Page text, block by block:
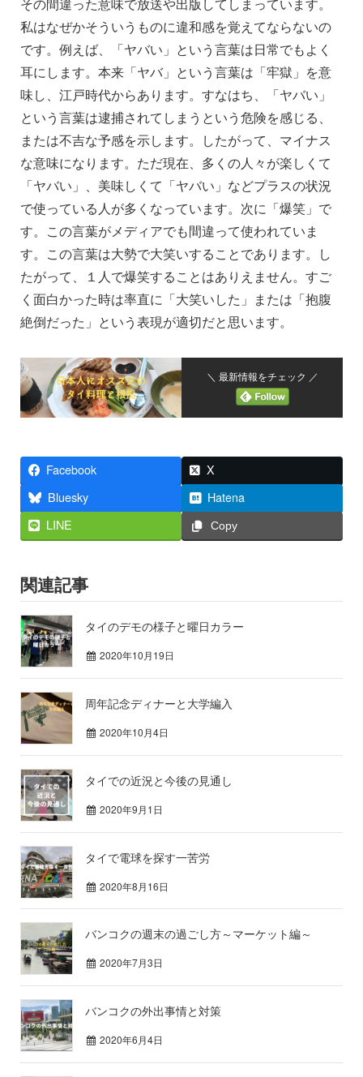
その間違った意味で放送や出版してしまっています。
私はなぜかそういうものに違和感を覚えてならないの
です。例えば、「ヤバい」という言葉は日常でもよく
耳にします。本来「ヤバ」という言葉は「牢獄」を意
味し、江戸時代からあります。すなはち、「ヤバい」
という言葉は逮捕されてしまうという危険を感じる、
または不吉な予感を示します。したがって、マイナス
な意味になります。ただ現在、多くの人々が楽しくて
「ヤバい」、美味しくて「ヤバい」などプラスの状況
で使っている人が多くなっています。次に「爆笑」で
す。この言葉がメディアでも間違って使われていま
す。この言葉は大勢で大笑いすることであります。し
たがって、１人で爆笑することはありえません。すご
く面白かった時は率直に「大笑いした」または「抱腹
絶倒だった」という表現が適切だと思います。
＼ 最新情報をチェック ／
Facebook
X
Bluesky
Hatena
LINE
Copy
関連記事
タイのデモの様子と曜日カラー
2020年10月19日
周年記念ディナーと大学編入
2020年10月4日
タイでの近況と今後の見通し
2020年9月1日
タイで電球を探す一苦労
2020年8月16日
バンコクの週末の過ごし方～マーケット編～
2020年7月3日
バンコクの外出事情と対策
2020年6月4日